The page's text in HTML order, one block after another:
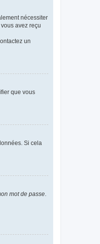
nécessiter
avez reçu
un
que vous
Si cela
mot de passe.